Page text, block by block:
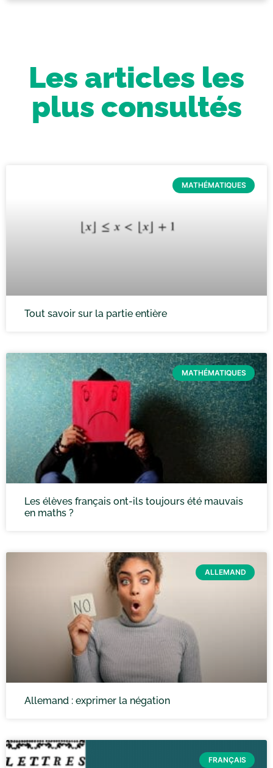
Les articles les
plus consultés
MATHÉMATIQUES
Tout savoir sur la partie entière
MATHÉMATIQUES
Les élèves français ont-ils toujours été mauvais
en maths ?
ALLEMAND
Allemand : exprimer la négation
FRANÇAIS